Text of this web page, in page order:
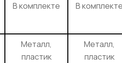
В комплекте В
Металл,
пластик
Металл,
пластик